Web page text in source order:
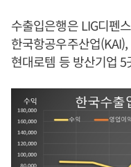
수출입은행은 LIG디펜
한국항공우주산업
현대로템 등 방산기업